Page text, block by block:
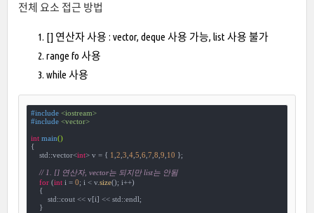
전체 요소 접근 방법
[] 연산자 사용 : vector, deque 사용 가능, list 사용 불가
range fo 사용
while 사용
#include <iostream>
#include <vector>
int main()
{
    std::vector<
int> v = { 1 2 3 4, 5 6 7 8 9 10 };
// 1. [] 연산자, vector는 되지만 list는 안됨
for (int i = 0; i < v.size(); i++)
    {
        std::cout << v[i] << std::endl;
    }